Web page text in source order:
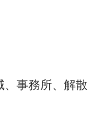
、事務所、解散